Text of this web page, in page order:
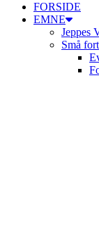
FORSIDE
EMNE
Jeppes
Små